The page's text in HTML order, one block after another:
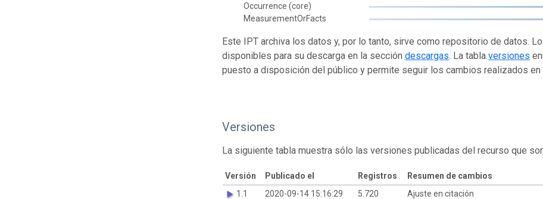
Occurrence (core)
MeasurementOrFacts
Este IPT archiva los datos y, por lo tanto, sirve como repositorio de datos.
disponibles para su descarga en la seccióndescargas. La tablaversiones
puesto a disposición del público y permite seguir los cambios realizados
Versiones
La siguiente tabla muestra sólo las versiones publicadas del recurso que
Versión Publicado el Registros Resumen de cambios
1.1
2020-09-14 15:16:29 5.720 Ajuste en citación